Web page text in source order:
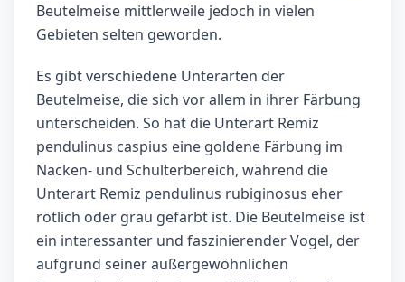
Beutelmeise mittlerweile jedoch in vielen
Gebieten selten geworden.
Es gibt verschiedene Unterarten der
Beutelmeise, die sich vor allem in ihrer Färbung
unterscheiden. So hat die Unterart Remiz
pendulinus caspius eine goldene Färbung im
Nacken- und Schulterbereich, während die
Unterart Remiz pendulinus rubiginosus eher
rötlich oder grau gefärbt ist. Die Beutelmeise ist
ein interessanter und faszinierender Vogel, der
aufgrund seiner außergewöhnlichen